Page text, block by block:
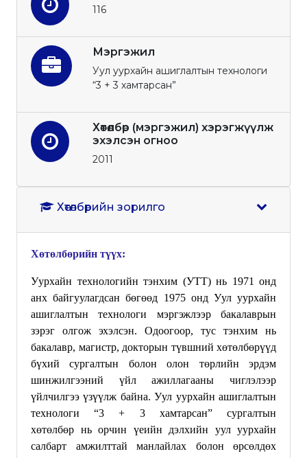
116
Мэргэжил
Уул уурхайн ашиглалтын технологи
“3 + 3 хамтарсан”
Хөтөлбөр (мэргэжил) хэрэгжүүлж
эхэлсэн огноо
2011
Хөтөлбөрийн зорилго
Хөтөлбөрийн түүх:
Уурхайн технологийн тэнхим (УТТ) нь 1971 онд
анх байгуулагдсан бөгөөд 1975 онд Уул уурхайн
ашиглалтын технологи мэргэжлээр бакалаврын
зэрэг олгож эхэлсэн. Одоогоор, тус тэнхим нь
бакалавр, магистр, докторын түвшний хөтөлбөрүүд
бүхий сургалтын болон олон төрлийн эрдэм
шинжилгээний үйл ажиллагааны чиглэлээр
үйлчилгээ үзүүлж байна.Уул уурхайн ашиглалтын
технологи “3 + 3 хамтарсан”
сургалтын
хөтөлбөр нь орчин үеийн дэлхийн уул уурхайн
салбарт
амжилттай манлайлах болон өрсөлдөх